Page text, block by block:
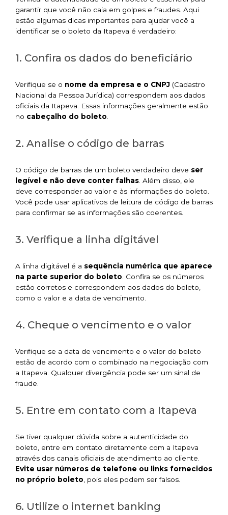
garantir que você não caia em golpes e fraudes. Aqui
estão algumas dicas importantes para ajudar você a
identificar se o boleto da Itapeva é verdadeiro:
1. Confira os dados do beneficiário
Verifique se o nome da empresa e o CNPJ (Cadastro
Nacional da Pessoa Jurídica) correspondem aos dados
oficiais da Itapeva. Essas informações geralmente estão
no cabeçalho do boleto
2. Analise o código de barras
O código de barras de um boleto verdadeiro deve ser
legível e não deve conter falhas . Além disso, ele
deve corresponder ao valor e às informações do boleto.
Você pode usar aplicativos de leitura de código de barras
para confirmar se as informações são coerentes.
3. Verifique a linha digitável
A linha digitável é a sequência numérica que aparece
na parte superior do boleto . Confira se os números
estão corretos e correspondem aos dados do boleto,
como o valor e a data de vencimento.
4. Cheque o vencimento e o valor
Verifique se a data de vencimento e o valor do boleto
estão de acordo com o combinado na negociação com
a Itapeva. Qualquer divergência pode ser um sinal de
fraude.
5. Entre em contato com a Itapeva
Se tiver qualquer dúvida sobre a autenticidade do
boleto, entre em contato diretamente com a Itapeva
através dos canais oficiais de atendimento ao cliente.
Evite usar números de telefone ou links fornecidos
no próprio boleto , pois eles podem ser falsos.
6. Utilize o internet banking